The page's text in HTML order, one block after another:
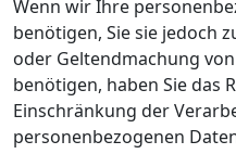
Wenn wir Ihre
benötigen, Sie sie jedoch
oder Geltendmachung
benötigen, haben Sie das
Einschränkung der
personenbezogenen